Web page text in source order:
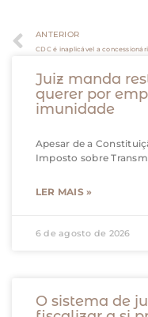
ANTERIOR
Juiz manda
querer por
imunidade
Apesar de a
Imposto sobre
LER MAIS »
6 de agosto de 2026
O sistema de